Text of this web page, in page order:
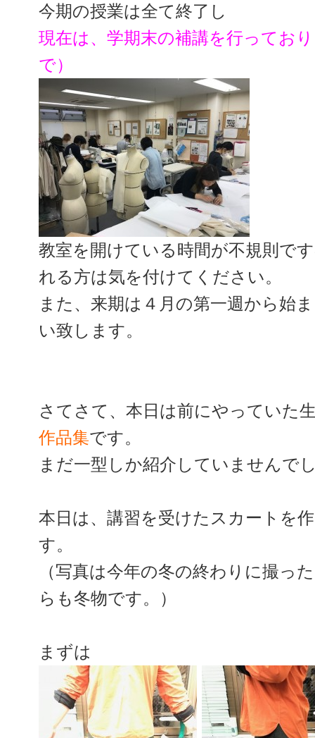
今期の授業は全て終了し
現在は、学期末の補講を行ってお
で）
教室を開けている時間が不規則で
れる方は気を付けてください。
また、来期は４月の第一週から始
い致します。
さてさて、本日は前にやっていた
作品集です。
まだ一型しか紹介していませんで
本日は、講習を受けたスカートを
す。
（写真は今年の冬の終わりに撮っ
らも冬物です。）
まずは